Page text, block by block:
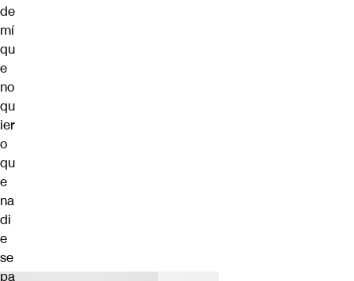
de
mí
qu
e
no
qu
ier
o
qu
e
na
di
e
se
pa